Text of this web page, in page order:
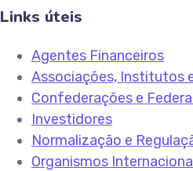
Links úteis
Agentes Financeiros
Associações, Institutos
Confederações e
Investidores
Normalização e
Organismos